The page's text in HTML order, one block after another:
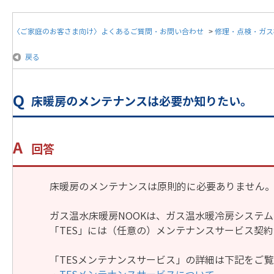
〈ご家庭のお客さま向け〉よくあるご質問・お問い合わせ >修理・点検・ガ
戻る
床暖房のメンテナンスは必要か知りたい。
回答
床暖房のメンテナンスは原則的に必要ありません。
ガス温水床暖房NOOKは、ガス温水暖冷房システム
「TES」には（任意の）メンテナンスサービス契
「TESメンテナンスサービス」の詳細は下記をご覧